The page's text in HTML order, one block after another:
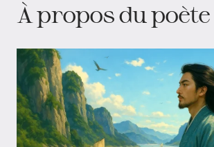
À propos du poète